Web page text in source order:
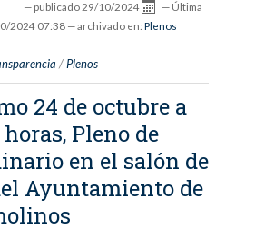
— publicado 29/10/2024 — Última
2024 07:38 — archivado en: Plenos
/Plenos
24 de octubre a
horas, Pleno de
en el salón de
Ayuntamiento de